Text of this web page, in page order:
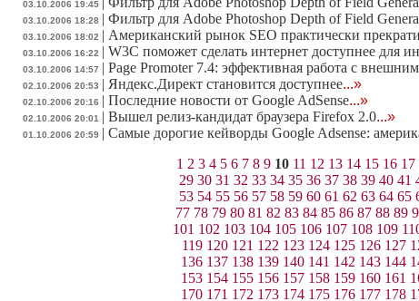
03.10.2006 19:45
03.10.2006 18:28 | Фильтр для Adobe Photoshop Depth of Field
03.10.2006 18:02 | Американский рынок SEO практически
03.10.2006 16:22 | W3C поможет сделать интернет доступнее для
03.10.2006 14:57 | Page Promoter 7.4: эффективная работа с
02.10.2006 20:53 | Яндекс.Директ становится доступнее...»
02.10.2006 20:16 | Последние новости от Google AdSense...»
02.10.2006 20:01 | Вышел релиз-кандидат браузера Firefox 2.0...»
01.10.2006 20:59 | Самые дорогие кейворды Google Adsense:
1 2 3 4 5 6 7 8 9 10 11 12 13 14 15 16 17
29 30 31 32 33 34 35 36 37 38 39 40 41
53 54 55 56 57 58 59 60 61 62 63 64 65
77 78 79 80 81 82 83 84 85 86 87 88 89
101 102 103 104 105 106 107 108 109
119 120 121 122 123 124 125 126 127
136 137 138 139 140 141 142 143 144
153 154 155 156 157 158 159 160 161
170 171 172 173 174 175 176 177 178